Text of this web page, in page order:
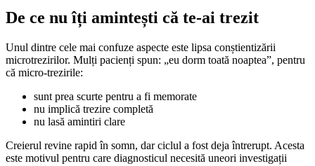
De ce nu îți amintești că te-ai trezit
Unul dintre cele mai confuze aspecte este lipsa conștientizării
microtrezirilor. Mulți pacienți spun: „eu dorm toată noaptea”, pentru
că micro-trezirile:
sunt prea scurte pentru a fi memorate
nu implică trezire completă
nu lasă amintiri clare
Creierul revine rapid în somn, dar ciclul a fost deja întrerupt. Acesta
este motivul pentru care diagnosticul necesită uneori investigații